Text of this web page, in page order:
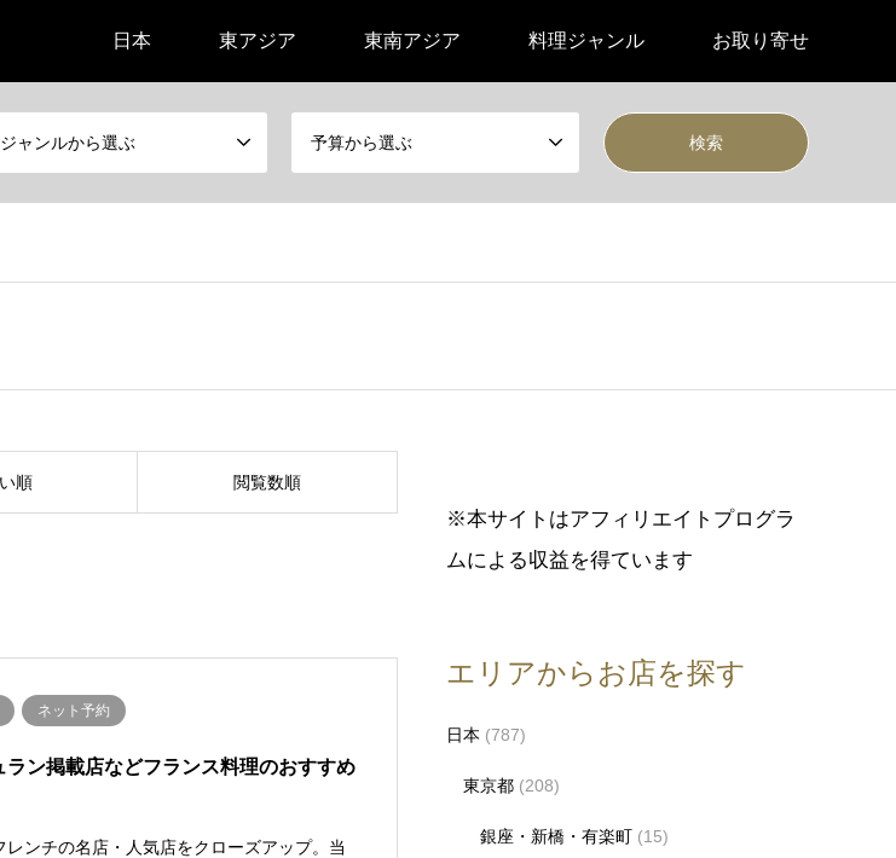
日本 東アジア 東南アジア 料理ジャンル お取り寄せ
ジャンルから選ぶ 予算から選ぶ
順 閲覧数順
ネット予約
ン掲載店などフランス料理のおすすめ
ンチの名店・人気店をクローズアップ。当
※本サイトはアフィリエイトプログラ
ムによる収益を得ています
エリアからお店を探す
日本 (787)
東京都 (208)
銀座・新橋・有楽町 (15)